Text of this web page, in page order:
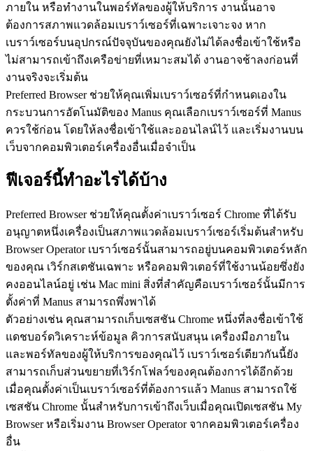
ภายใน หรือทำงานในพอร์ทัลของผู้ให้บริการ งานนั้นอาจ
ต้องการสภาพแวดล้อมเบราว์เซอร์ที่เฉพาะเจาะจง หาก
เบราว์เซอร์บนอุปกรณ์ปัจจุบันของคุณยังไม่ได้ลงชื่อเข้าใช้หรือ
ไม่สามารถเข้าถึงเครือข่ายที่เหมาะสมได้ งานอาจช้าลงก่อนที่
งานจริงจะเริ่มต้น
Preferred Browser ช่วยให้คุณเพิ่มเบราว์เซอร์ที่กำหนดเองใน
กระบวนการอัตโนมัติของ Manus คุณเลือกเบราว์เซอร์ที่ Manus
ควรใช้ก่อน โดยให้ลงชื่อเข้าใช้และออนไลน์ไว้ และเริ่มงานบน
เว็บจากคอมพิวเตอร์เครื่องอื่นเมื่อจำเป็น
ฟีเจอร์นี้ทำอะไรได้บ้าง
Preferred Browser ช่วยให้คุณตั้งค่าเบราว์เซอร์ Chrome ที่ได้รับ
อนุญาตหนึ่งเครื่องเป็นสภาพแวดล้อมเบราว์เซอร์เริ่มต้นสำหรับ
Browser Operator เบราว์เซอร์นั้นสามารถอยู่บนคอมพิวเตอร์หลัก
ของคุณ เวิร์กสเตชันเฉพาะ หรือคอมพิวเตอร์ที่ใช้งานน้อยซึ่งยัง
คงออนไลน์อยู่ เช่น Mac mini สิ่งที่สำคัญคือเบราว์เซอร์นั้นมีการ
ตั้งค่าที่ Manus สามารถพึ่งพาได้
ตัวอย่างเช่น คุณสามารถเก็บเซสชัน Chrome หนึ่งที่ลงชื่อเข้าใช้
แดชบอร์ดวิเคราะห์ข้อมูล คิวการสนับสนุน เครื่องมือภายใน
และพอร์ทัลของผู้ให้บริการของคุณไว้ เบราว์เซอร์เดียวกันนี้ยัง
สามารถเก็บส่วนขยายที่เวิร์กโฟลว์ของคุณต้องการได้อีกด้วย
เมื่อคุณตั้งค่าเป็นเบราว์เซอร์ที่ต้องการแล้ว Manus สามารถใช้
เซสชัน Chrome นั้นสำหรับการเข้าถึงเว็บเมื่อคุณเปิดเซสชัน My
Browser หรือเริ่มงาน Browser Operator จากคอมพิวเตอร์เครื่อง
อื่น